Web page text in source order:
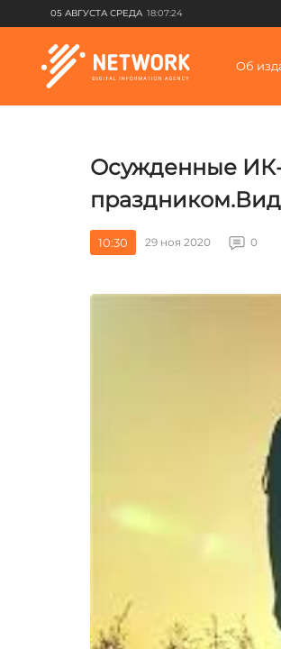
05 АВГУСТА СРЕДА 18:07:24
Об
Осужденные
10:30 29 ноя 2020 0